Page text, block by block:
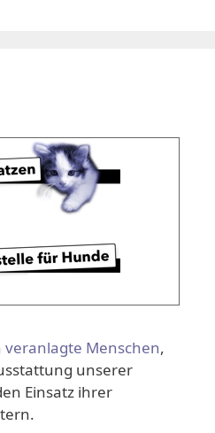
Menschen,
unserer
Einsatz ihrer